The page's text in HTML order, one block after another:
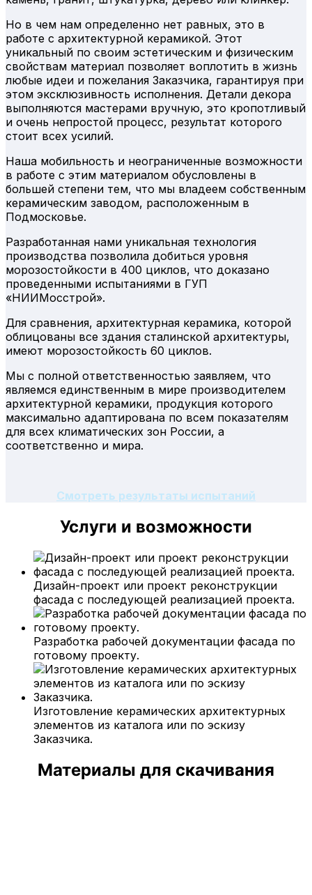
Но в чем нам определенно нет равных, это в
работе с архитектурной керамикой. Этот
уникальный по своим эстетическим и физическим
свойствам материал позволяет воплотить в жизнь
любые идеи и пожелания Заказчика, гарантируя при
этом эксклюзивность исполнения. Детали декора
выполняются мастерами вручную, это кропотливый
и очень непростой процесс, результат которого
стоит всех усилий.
Наша мобильность и неограниченные возможности
в работе с этим материалом обусловлены в
большей степени тем, что мы владеем собственным
керамическим заводом, расположенным в
Подмосковье.
Разработанная нами уникальная технология
производства позволила добиться уровня
морозостойкости в 400 циклов, что доказано
проведенными испытаниями в ГУП
«НИИМосстрой».
Для сравнения, архитектурная керамика, которой
облицованы все здания сталинской архитектуры,
имеют морозостойкость 60 циклов.
Мы с полной ответственностью заявляем, что
являемся единственным в мире производителем
архитектурной керамики, продукция которого
максимально адаптирована по всем показателям
для всех климатических зон России, а
соответственно и мира.
Смотреть результаты испытаний
Услуги и возможности
Дизайн-проект или проект реконструкции
фасада с последующей реализацией проекта.
Разработка рабочей документации фасада по
готовому проекту.
Изготовление керамических архитектурных
элементов из каталога или по эскизу
Заказчика.
Материалы для скачивания